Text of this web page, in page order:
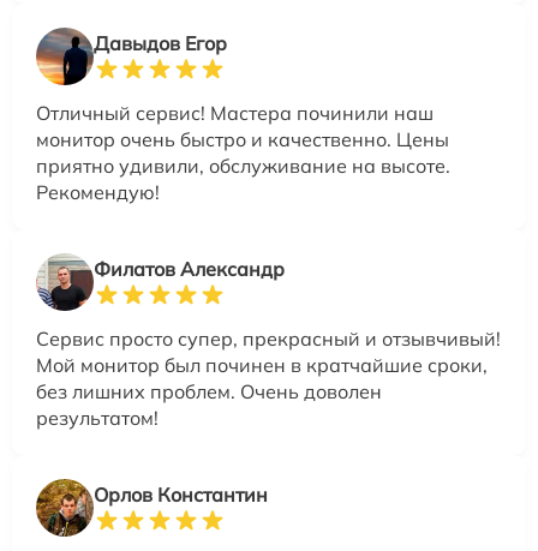
Давыдов Егор
Отличный сервис! Мастера починили наш
монитор очень быстро и качественно. Цены
приятно удивили, обслуживание на высоте.
Рекомендую!
Филатов Александр
Сервис просто супер, прекрасный и отзывчивый!
Мой монитор был починен в кратчайшие сроки,
без лишних проблем. Очень доволен
результатом!
Орлов Константин